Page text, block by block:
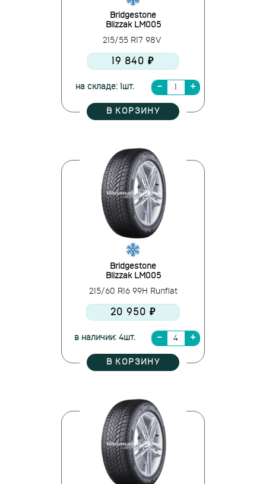
Bridgestone
Blizzak LM005
215/55 R17 98V
19 840 ₽
на складе: 1шт.
В КОРЗИНУ
Bridgestone
Blizzak LM005
215/60 R16 99H Runflat
20 950 ₽
в наличии: 4шт.
В КОРЗИНУ